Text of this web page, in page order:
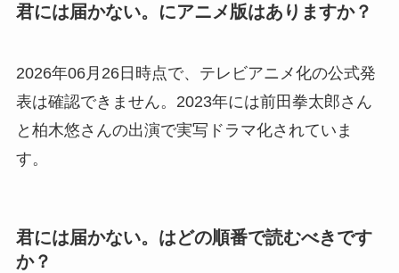
君には届かない。にアニメ版はありますか？
2026年06月26日時点で、テレビアニメ化の公式発
表は確認できません。2023年には前田拳太郎さん
と柏木悠さんの出演で実写ドラマ化されていま
す。
君には届かない。はどの順番で読むべきです
か？